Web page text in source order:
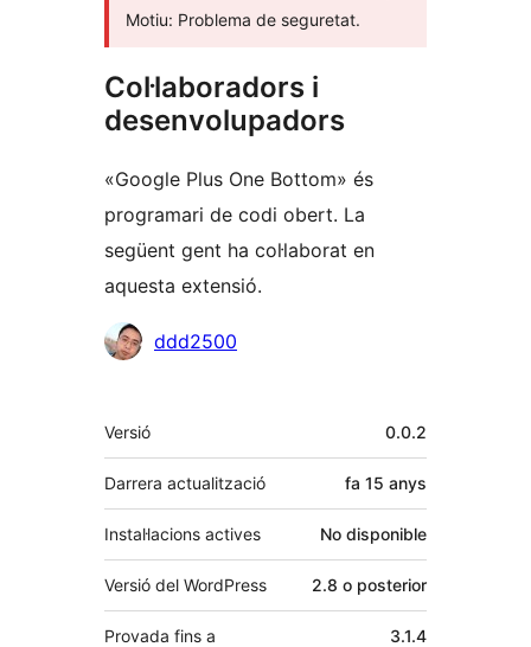
Motiu: Problema de seguretat.
Col·laboradors i
desenvolupadors
«Google Plus One Bottom» és
programari de codi obert. La
següent gent ha col·laborat en
aquesta extensió.
Col·laboradors
ddd2500
Meta
Versió 0.0.2
Darrera actualització fa 15 anys
Instal·lacions actives No disponible
Versió del WordPress 2.8 o posterior
Provada fins a 3.1.4